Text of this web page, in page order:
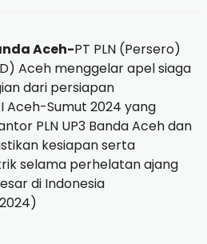
Aceh-PT PLN (Persero)
Aceh menggelar apel siaga
dari persiapan
Aceh-Sumut 2024 yang
PLN UP3 Banda Aceh dan
kesiapan serta
selama perhelatan ajang
di Indonesia